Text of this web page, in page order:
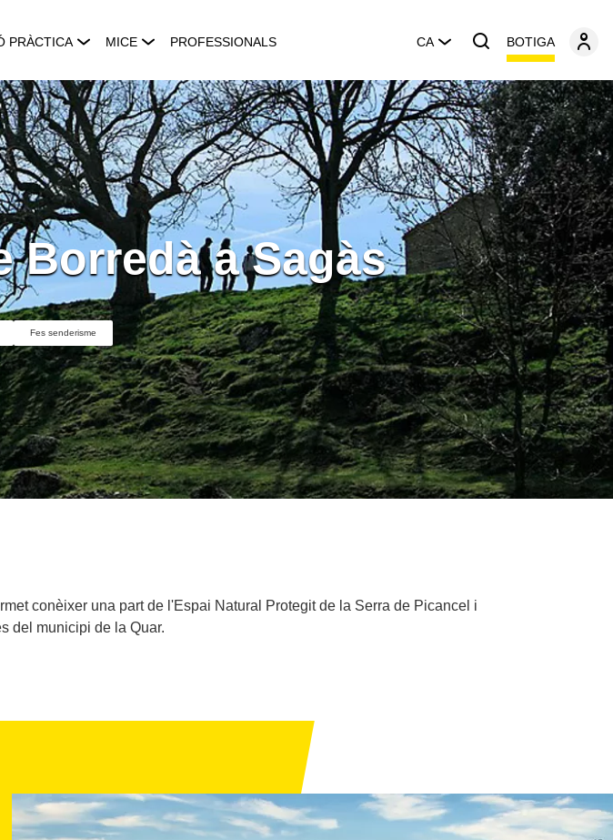
PRÀCTICA MICE PROFESSIONALS CA BOTIGA
Borredà a Sagàs
Fes senderisme
conèixer una part de l'Espai Natural Protegit de la Serra de Picancel i
del municipi de la Quar.